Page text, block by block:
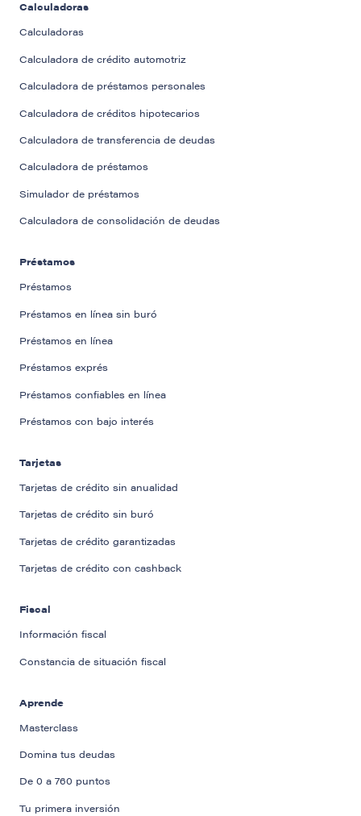
Calculadoras
Calculadoras
Calculadora de crédito automotriz
Calculadora de préstamos personales
Calculadora de créditos hipotecarios
Calculadora de transferencia de deudas
Calculadora de préstamos
Simulador de préstamos
Calculadora de consolidación de deudas
Préstamos
Préstamos
Préstamos en línea sin buró
Préstamos en línea
Préstamos exprés
Préstamos confiables en línea
Préstamos con bajo interés
Tarjetas
Tarjetas de crédito sin anualidad
Tarjetas de crédito sin buró
Tarjetas de crédito garantizadas
Tarjetas de crédito con cashback
Fiscal
Información fiscal
Constancia de situación fiscal
Aprende
Masterclass
Domina tus deudas
De 0 a 760 puntos
Tu primera inversión